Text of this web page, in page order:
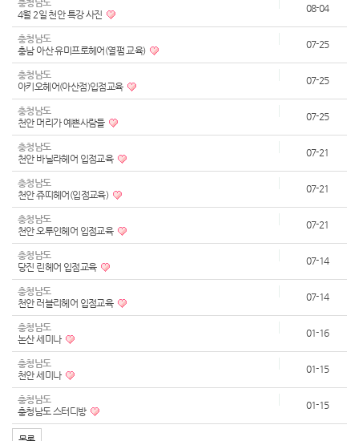
4월 2일 천안 특강 사진
08-04
충청남도
충남 아산 유미프로헤어(열펌 교육)
07-25
충청남도
아키오헤어(아산점)입점교육
07-25
충청남도
천안 머리가 예쁜사람들
07-25
충청남도
천안 바닐라헤어 입점교육
07-21
충청남도
천안 쥬띠헤어(입점교육)
07-21
충청남도
천안 오투인헤어 입점교육
07-21
충청남도
당진 린헤어 입점교육
07-14
충청남도
천안 러블리헤어 입점교육
07-14
충청남도
논산 세미나
01-16
충청남도
천안 세미나
01-15
충청남도
충청남도 스터디방
01-15